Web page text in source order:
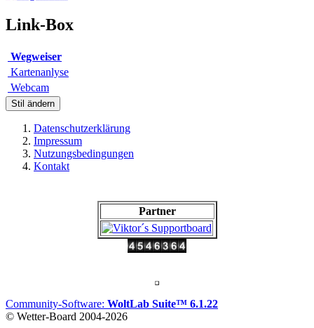
Link-Box
Wegweiser
Kartenanlyse
Webcam
Stil ändern
Datenschutzerklärung
Impressum
Nutzungsbedingungen
Kontakt
Partner
Community-Software: WoltLab Suite™ 6.1.22
© Wetter-Board 2004-2026